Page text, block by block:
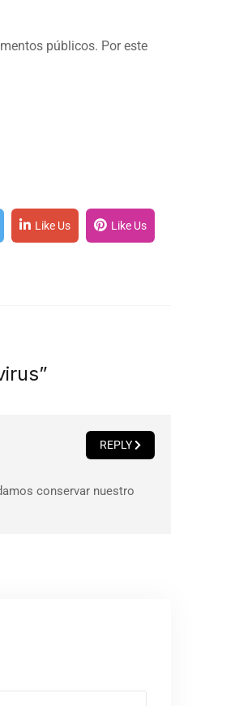
públicos. Por este
Like Us Like Us
conservar nuestro
REPLY